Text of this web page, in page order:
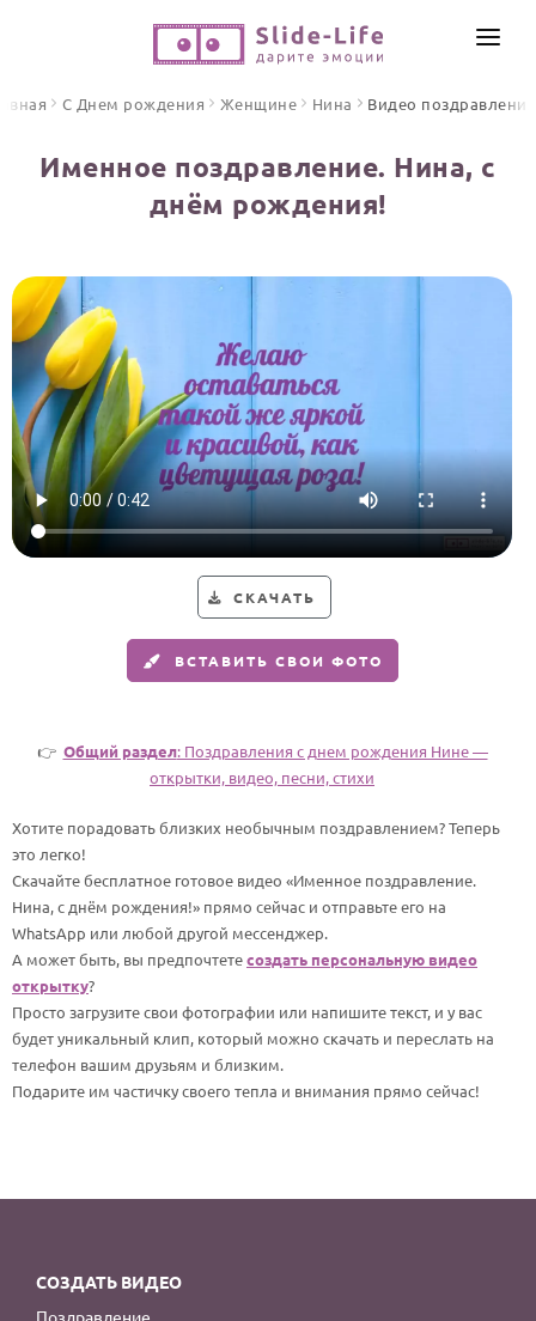
ПО ФОРМАТУ
Песни поздравления
Открытки
Стихи и тексты
ПРАЗДНИКИ
С Днем рождения
Юбилей
Свадьба
Календарь праздников
Мужчине
Папе
Детям
Все родственники
ПЕРСОНАЛЬНЫЕ
Пожелания
По именам
ЦЕНЫ
ОТЗЫВЫ
С Днем рождения Женщине Нина Видео поздравления
Именное поздравление. Нина, с
днём рождения!
СКАЧАТЬ
ВСТАВИТЬ СВОИ ФОТО
👉 Общий раздел: Поздравления с днем рождения Нине —
открытки, видео, песни, стихи
Хотите порадовать близких необычным поздравлением? Теперь
это легко!
Скачайте бесплатное готовое видео «Именное поздравление.
Нина, с днём рождения!» прямо сейчас и отправьте его на
WhatsApp или любой другой мессенджер.
А может быть, вы предпочтетесоздать персональную видео
открытку?
Просто загрузите свои фотографии или напишите текст, и у вас
будет уникальный клип, который можно скачать и переслать на
телефон вашим друзьям и близким.
Подарите им частичку своего тепла и внимания прямо сейчас!
СОЗДАТЬ ВИДЕО
Поздравление